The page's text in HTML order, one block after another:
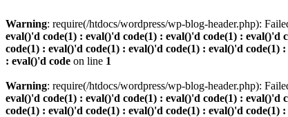
Warning: require(/htdocs/wordpress/wp-blog-header.php):
eval()'d code(1) : eval()'d code(1) : eval()'d code(1) :
code(1) : eval()'d code(1) : eval()'d code(1) : eval()'d
: eval()'d code on line 1
Warning: require(/htdocs/wordpress/wp-blog-header.php):
eval()'d code(1) : eval()'d code(1) : eval()'d code(1) :
code(1) : eval()'d code(1) : eval()'d code(1) : eval()'d